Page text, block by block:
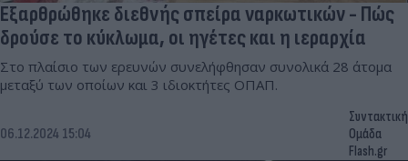
Εξαρθρώθηκε διεθνής σπείρα ναρκωτικών - Πώς
δρούσε το κύκλωμα, οι ηγέτες και η ιεραρχία
Στο πλαίσιο των ερευνών συνελήφθησαν συνολικά 28 άτομα
μεταξύ των οποίων και 3 ιδιοκτήτες ΟΠΑΠ.
06.12.2024 15:04
Συντακτική
Ομάδα
Flash.gr